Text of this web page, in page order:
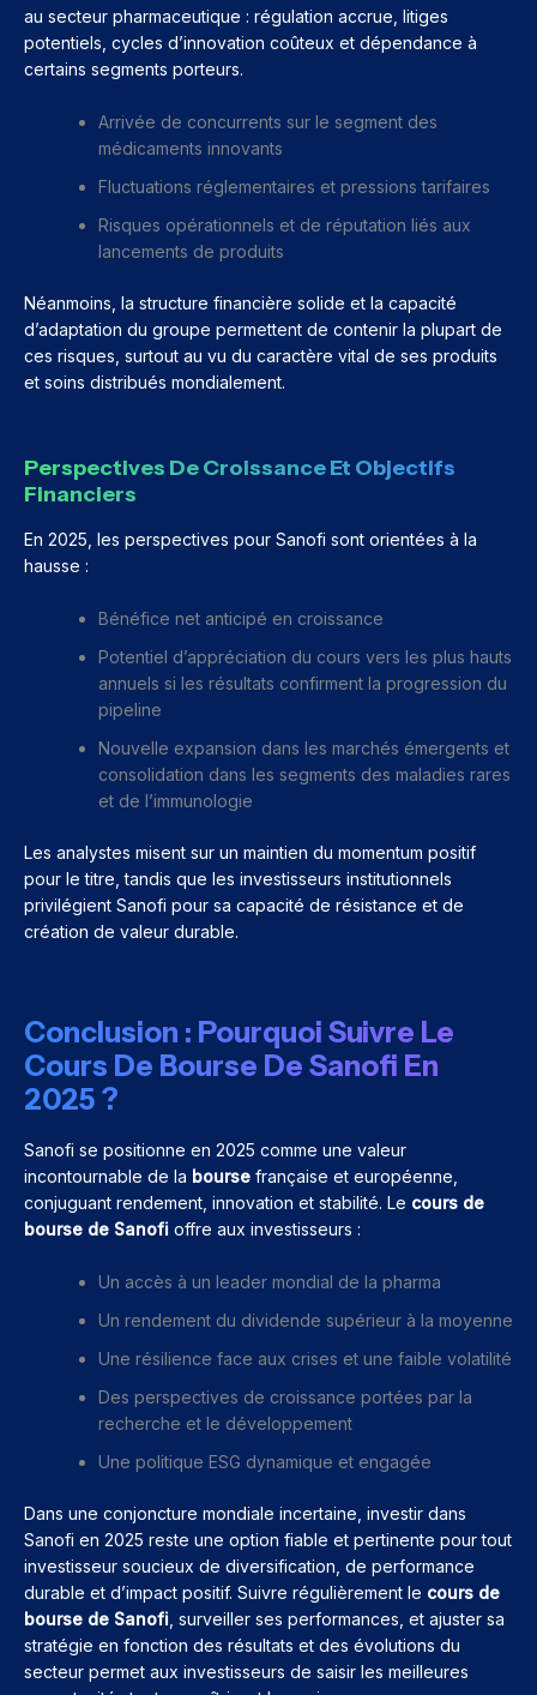
au secteur pharmaceutique : régulation accrue, litiges
potentiels, cycles d’innovation coûteux et dépendance à
certains segments porteurs.
Arrivée de concurrents sur le segment des
médicaments innovants
Fluctuations réglementaires et pressions tarifaires
Risques opérationnels et de réputation liés aux
lancements de produits
Néanmoins, la structure financière solide et la capacité
d’adaptation du groupe permettent de contenir la plupart de
ces risques, surtout au vu du caractère vital de ses produits
et soins distribués mondialement.
Perspectives De Croissance Et Objectifs
Financiers
En 2025, les perspectives pour Sanofi sont orientées à la
hausse :
Bénéfice net anticipé en croissance
Potentiel d’appréciation du cours vers les plus hauts
annuels si les résultats confirment la progression du
pipeline
Nouvelle expansion dans les marchés émergents et
consolidation dans les segments des maladies rares
et de l’immunologie
Les analystes misent sur un maintien du momentum positif
pour le titre, tandis que les investisseurs institutionnels
privilégient Sanofi pour sa capacité de résistance et de
création de valeur durable.
Conclusion : Pourquoi Suivre Le
Cours De Bourse De Sanofi En
2025 ?
Sanofi se positionne en 2025 comme une valeur
incontournable de la bourse française et européenne,
conjuguant rendement, innovation et stabilité. Le cours de
bourse de Sanofi offre aux investisseurs :
Un accès à un leader mondial de la pharma
Un rendement du dividende supérieur à la moyenne
Une résilience face aux crises et une faible volatilité
Des perspectives de croissance portées par la
recherche et le développement
Une politique ESG dynamique et engagée
Dans une conjoncture mondiale incertaine, investir dans
Sanofi en 2025 reste une option fiable et pertinente pour tout
investisseur soucieux de diversification, de performance
durable et d’impact positif. Suivre régulièrement le cours de
bourse de Sanofi , surveiller ses performances, et ajuster sa
stratégie en fonction des résultats et des évolutions du
secteur permet aux investisseurs de saisir les meilleures